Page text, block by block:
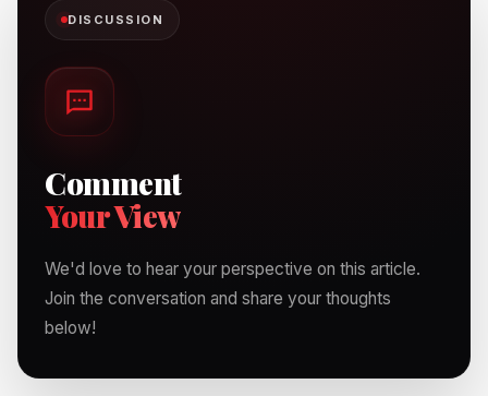
DISCUSSION
Comment
Your View
We'd love to hear your perspective on this article.
Join the conversation and share your thoughts
below!